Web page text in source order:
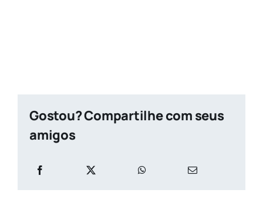
Gostou? Compartilhe com seus
amigos